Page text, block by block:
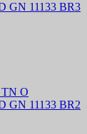
GN 11133 BR3
GN 11133 BR2